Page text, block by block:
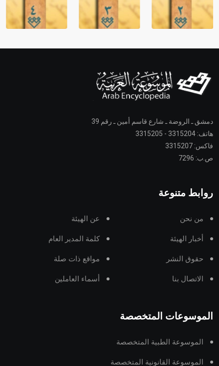
دمشق ـ الروضة ـ شارع قاسم أمين ـ رقم 39
هاتف: 3315204 - 3315205
فاكس: 3315207
ص.ب: 7296
روابط متنوعة
من نحن عن الهيئة
أخبار الهيئة كلمة المدير العام
حقوق النشر مواقع ذات صلة
الاتصال بنا أسماء العاملين
الموسوعات المتخصصة
الموسوعة الطبية المتخصصة
الموسوعة القانونية المتخصصة